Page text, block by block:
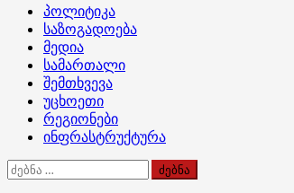
Primary
Menu
პოლიტიკა
საზოგადოება
მედია
სამართალი
შემთხვევა
უცხოეთი
რეგიონები
ინფრასტრუქტურა
ძებნა: